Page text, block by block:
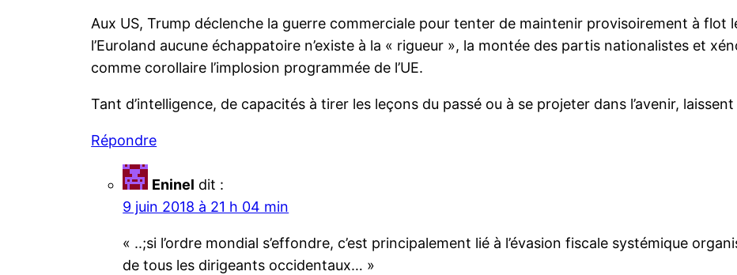
Aux US, Trump déclenche la guerre commerciale pour tenter de maintenir provisoirement à flot
l’Euroland aucune échappatoire n’existe à la « rigueur », la montée des partis nationalistes et
comme corollaire l’implosion programmée de l’UE.
Tant d’intelligence, de capacités à tirer les leçons du passé ou à se projeter dans l’avenir,
Répondre
Eninel dit :
9 juin 2018 à 21 h 04 min
« ..;si l’ordre mondial s’effondre, c’est principalement lié à l’évasion fiscale systémique
de tous les dirigeants occidentaux… »